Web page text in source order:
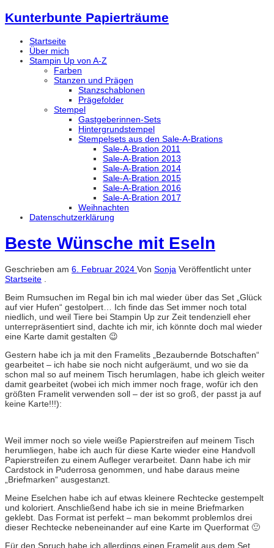
Kunterbunte Papierträume
Startseite
Über mich
Stampin Up von A-Z
Farben
Stanzen und Prägen
Stanzschablonen
Prägefolder
Stempel
Gastgeberinnen-Sets
Hintergrundstempel
Stempelsets aus den Sale-A-Brations
Sale-A-Bration 2011
Sale-A-Bration 2013
Sale-A-Bration 2014
Sale-A-Bration 2015
Sale-A-Bration 2016
Sale-A-Bration 2017
Weihnachten
Datenschutzerklärung
Beste Wünsche mit Eseln
Geschrieben am 6. Februar 2024 Von Sonja Veröffentlicht unter
Startseite .
Beim Rumsuchen im Regal bin ich mal wieder über das Set „Glück
auf vier Hufen“ gestolpert… Ich finde das Set immer noch total
niedlich, und weil Tiere bei Stampin Up zur Zeit tendenziell eher
unterrepräsentiert sind, dachte ich mir, ich könnte doch mal wieder
eine Karte damit gestalten 😉
Gestern habe ich ja mit den Framelits „Bezaubernde Botschaften“
gearbeitet – ich habe sie noch nicht aufgeräumt, und wo sie da
schon mal so auf meinem Tisch herumlagen, habe ich gleich weiter
damit gearbeitet (wobei ich mich immer noch frage, wofür ich den
größten Framelit verwenden soll – der ist so groß, der passt ja auf
keine Karte!!!):
Weil immer noch so viele weiße Papierstreifen auf meinem Tisch
herumliegen, habe ich auch für diese Karte wieder eine Handvoll
Papierstreifen zu einem Aufleger verarbeitet. Dann habe ich mir
Cardstock in Puderrosa genommen, und habe daraus meine
„Briefmarken“ ausgestanzt.
Meine Eselchen habe ich auf etwas kleinere Rechtecke gestempelt
und koloriert. Anschließend habe ich sie in meine Briefmarken
geklebt. Das Format ist perfekt – man bekommt problemlos drei
dieser Rechtecke nebeneinander auf eine Karte im Querformat 🙂
Für den Spruch habe ich allerdings einen Framelit aus dem Set